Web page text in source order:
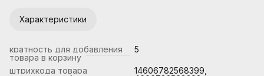
Характеристики
кратность для добавления
товара в корзину
5
штрихкода товара
14606782568399,